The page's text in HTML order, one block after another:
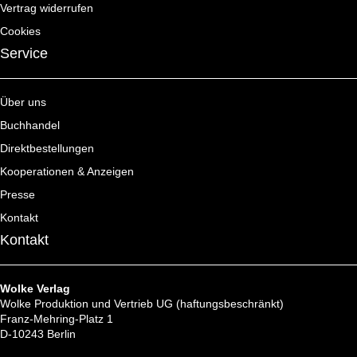
Vertrag widerrufen
Cookies
Service
Über uns
Buchhandel
Direktbestellungen
Kooperationen & Anzeigen
Presse
Kontakt
Kontakt
Wolke Verlag
Wolke Produktion und Vertrieb UG (haftungsbeschränkt)
Franz-Mehring-Platz 1
D-10243 Berlin